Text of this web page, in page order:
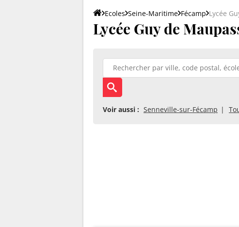
Ecoles Seine-Maritime Fécamp Lycée
Lycée Guy de
Voir aussi : Senneville-sur-Fécamp